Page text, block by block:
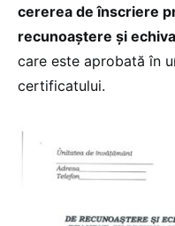
cererea de înscriere
recunoaștere și
care este aprobată în
certificatului.